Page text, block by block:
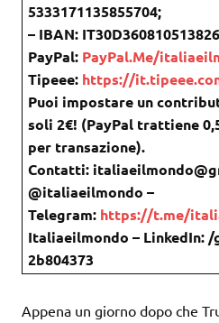
5333171135855704;
– IBAN:
PayPal: PayPal.Me/
Tipeee: https://
Puoi impostare un
soli 2€! (PayPal trattiene
per transazione).
Contatti:
@italiaeilmondo –
Telegram: https://t.me/
Italiaeilmondo – LinkedIn:
2b804373
Appena un giorno dopo che